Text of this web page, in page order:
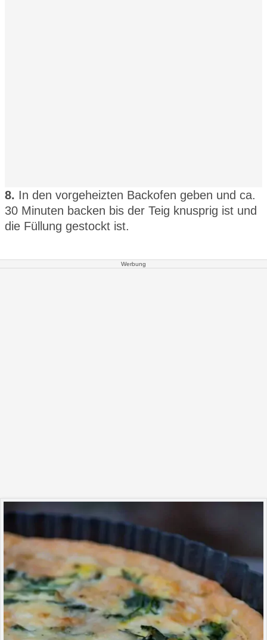
8. In den vorgeheizten Backofen geben und ca.
30 Minuten backen bis der Teig knusprig ist und
die Füllung gestockt ist.
Werbung